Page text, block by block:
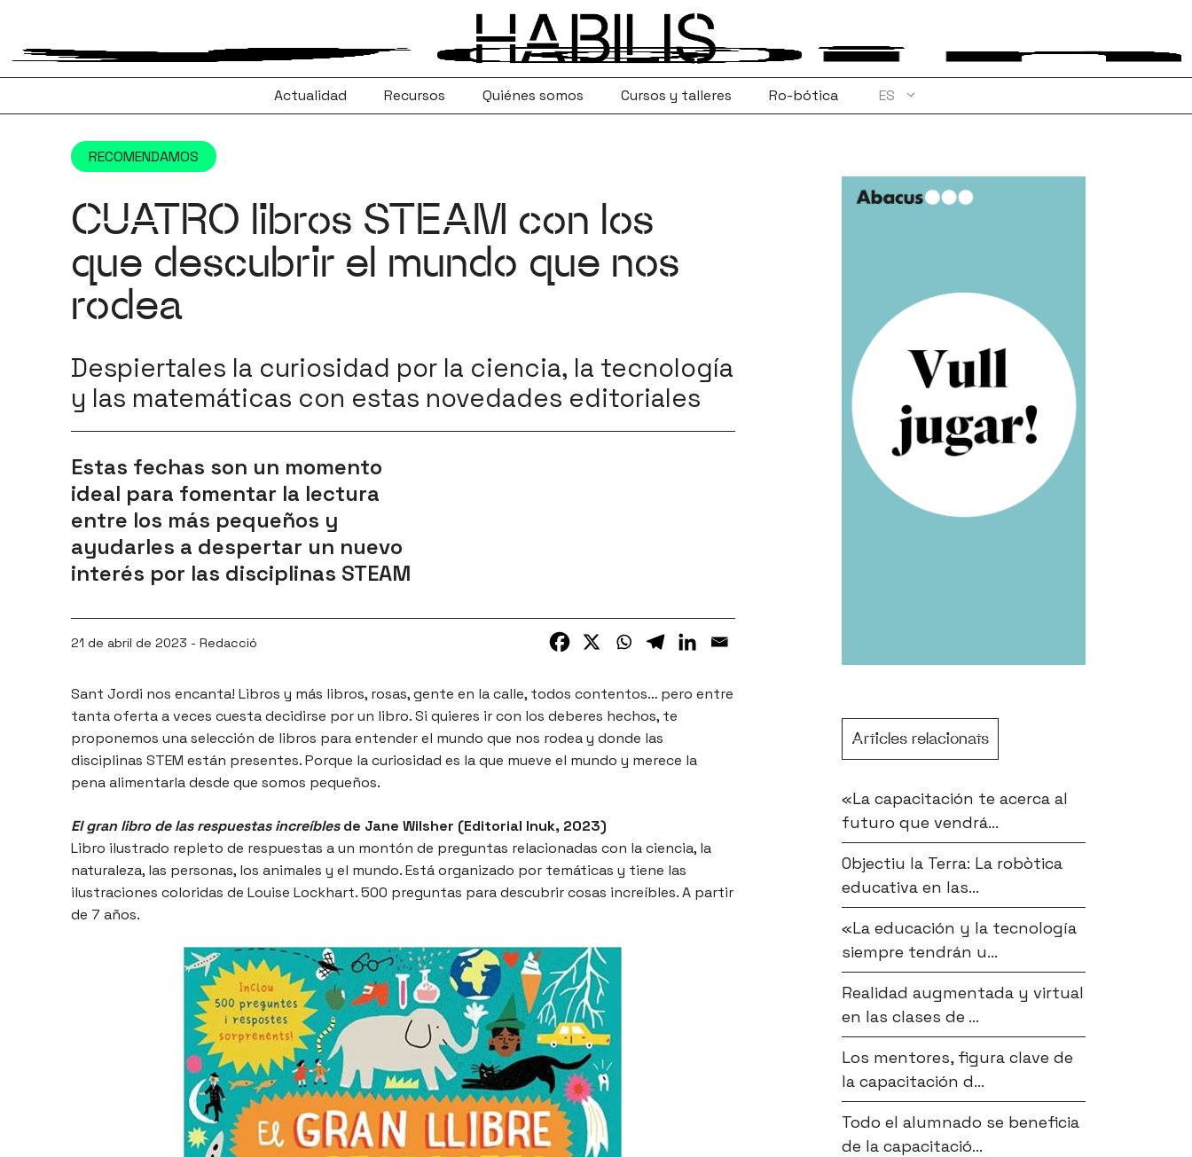
contenido
Actualidad Recursos Quiénes somos Cursos y talleres Ro-bótica ES
RECOMENDAMOS
CUATRO libros STEAM con los
que descubrir el mundo que nos
rodea
Despiertales la curiosidad por la ciencia, la tecnología
y las matemáticas con estas novedades editoriales
Estas fechas son un momento
ideal para fomentar la lectura
entre los más pequeños y
ayudarles a despertar un nuevo
interés por las disciplinas STEAM
21 de abril de 2023 - Redacció
Sant Jordi nos encanta! Libros y más libros, rosas, gente en la calle, todos contentos… pero entre
tanta oferta a veces cuesta decidirse por un libro. Si quieres ir con los deberes hechos, te
proponemos una selección de libros para entender el mundo que nos rodea y donde las
disciplinas STEM están presentes. Porque la curiosidad es la que mueve el mundo y merece la
pena alimentarla desde que somos pequeños.
El gran libro de las respuestas increíblesde Jane Wilsher (Editorial Inuk, 2023)
Libro ilustrado repleto de respuestas a un montón de preguntas relacionadas con la ciencia, la
naturaleza, las personas, los animales y el mundo. Está organizado por temáticas y tiene las
ilustraciones coloridas de Louise Lockhart. 500 preguntas para descubrir cosas increíbles. A partir
de 7 años.
Articles relacionats
«La capacitación te acerca al
futuro que vendrá...
Objectiu la Terra: La robòtica
educativa en las...
«La educación y la tecnología
siempre tendrán u...
Realidad augmentada y virtual
en las clases de ...
Los mentores, figura clave de
la capacitación d...
Todo el alumnado se beneficia
de la capacitació...